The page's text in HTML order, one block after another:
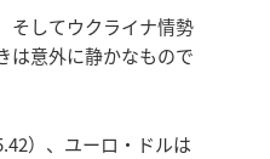
そしてウクライナ情勢
は意外に静かなもので
）、ユーロ・ドルは